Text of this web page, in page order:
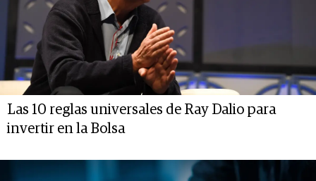
Las 10 reglas universales de Ray Dalio para
invertir en la Bolsa